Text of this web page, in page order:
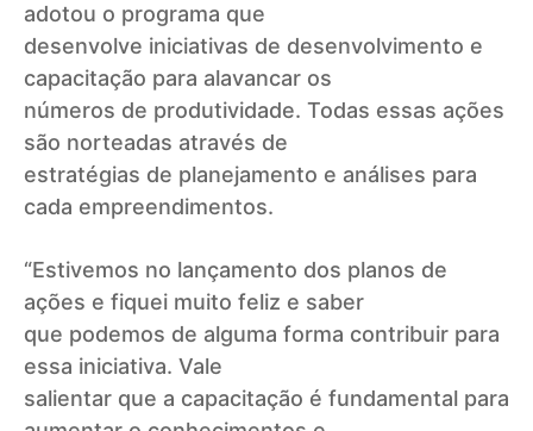
adotou o programa que
desenvolve iniciativas de desenvolvimento e
capacitação para alavancar os
números de produtividade. Todas essas ações
são norteadas através de
estratégias de planejamento e análises para
cada empreendimentos.
“Estivemos no lançamento dos planos de
ações e fiquei muito feliz e saber
que podemos de alguma forma contribuir para
essa iniciativa. Vale
salientar que a capacitação é fundamental para